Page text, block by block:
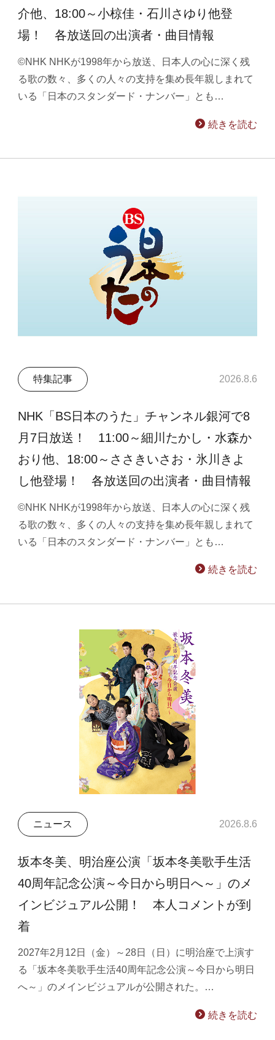
介他、18:00～小椋佳・石川さゆり他登
場！ 各放送回の出演者・曲目情報
©NHK NHKが1998年から放送、日本人の心に深く残
る歌の数々、多くの人々の支持を集め長年親しまれて
いる「日本のスタンダード・ナンバー」とも…
続きを読む
特集記事 2026.8.6
NHK「BS日本のうた」チャンネル銀河で8
月7日放送！ 11:00～細川たかし・水森か
おり他、18:00～ささきいさお・氷川きよ
し他登場！ 各放送回の出演者・曲目情報
©NHK NHKが1998年から放送、日本人の心に深く残
る歌の数々、多くの人々の支持を集め長年親しまれて
いる「日本のスタンダード・ナンバー」とも…
続きを読む
ニュース 2026.8.6
坂本冬美、明治座公演「坂本冬美歌手生活
40周年記念公演～今日から明日へ～」のメ
インビジュアル公開！ 本人コメントが到
着
2027年2月12日（金）～28日（日）に明治座で上演す
る「坂本冬美歌手生活40周年記念公演～今日から明日
へ～」のメインビジュアルが公開された。…
続きを読む